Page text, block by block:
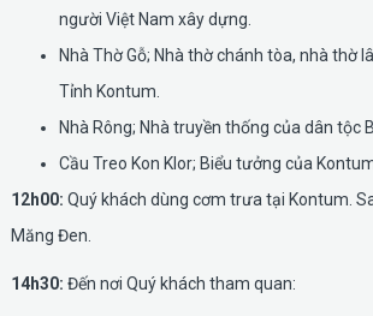
người Việt Nam xây dựng.
Nhà Thờ Gỗ; Nhà thờ chánh tòa, nhà thờ
Tỉnh Kontum.
Nhà Rông; Nhà truyền thống của dân tộc
Cầu Treo Kon Klor; Biểu tưởng của
12h00: Quý khách dùng cơm trưa tại Kontum.
Măng Đen.
14h30: Đến nơi Quý khách tham quan: